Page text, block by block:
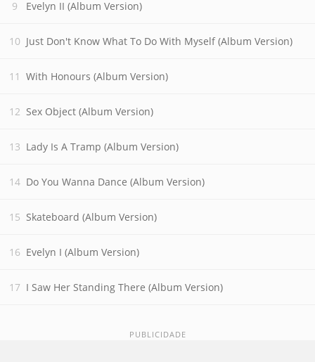
Evelyn II (Album Version)
Just Don't Know What To Do With Myself (Album Version)
With Honours (Album Version)
Sex Object (Album Version)
Lady Is A Tramp (Album Version)
Do You Wanna Dance (Album Version)
Skateboard (Album Version)
Evelyn I (Album Version)
I Saw Her Standing There (Album Version)